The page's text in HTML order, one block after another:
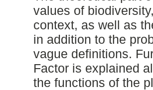
values of
context, as well as
in addition to the
vague definitions.
Factor is explained
the functions of the